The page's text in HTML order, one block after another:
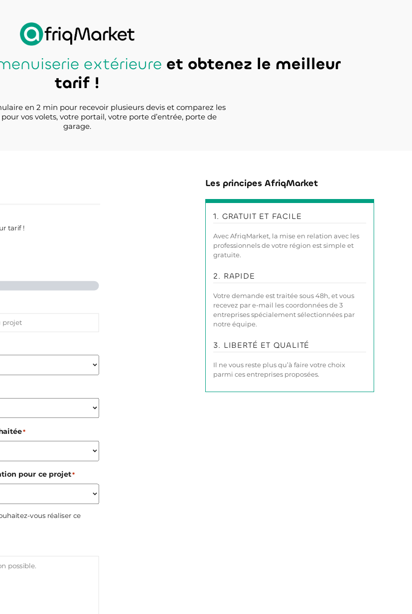
extérieure et obtenez le meilleur
tarif !
en 2 min pour recevoir plusieurs devis et comparez les
vos volets, votre portail, votre porte d’entrée, porte de
garage.
tarif !
*
pour ce projet*
vous réaliser ce
Les principes AfriqMarket
1. GRATUIT ET FACILE
Avec AfriqMarket, la mise en relation avec les
professionnels de votre région est simple et
gratuite.
2. RAPIDE
Votre demande est traitée sous 48h, et vous
recevez par e-mail les coordonnées de 3
entreprises spécialement sélectionnées par
notre équipe.
3. LIBERTÉ ET QUALITÉ
Il ne vous reste plus qu’à faire votre choix
parmi ces entreprises proposées.